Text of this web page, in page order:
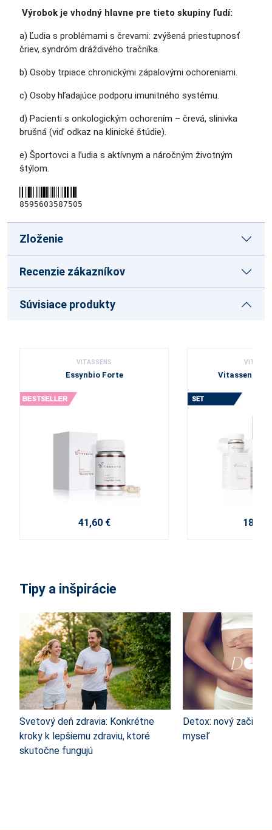
Výrobok je vhodný hlavne pre tieto skupiny ľudí:
a) Ľudia s problémami s črevami: zvýšená priestupnosť
čriev, syndróm dráždivého tračníka.
b) Osoby trpiace chronickými zápalovými ochoreniami.
c) Osoby hľadajúce podporu imunitného systému.
d) Pacienti s onkologickým ochorením – črevá, slinivka
brušná (viď odkaz na klinické štúdie).
e) Športovci a ľudia s aktívnym a náročným životným
štýlom.
8595603587505
Zloženie
Recenzie zákazníkov
Súvisiace produkty
VITASSENS
Essynbio Forte
41,60 €
Vitassens
Tipy a inšpirácie
Svetový deň zdravia: Konkrétne
kroky k lepšiemu zdraviu, ktoré
skutočne fungujú
Detox: nový
myseľ